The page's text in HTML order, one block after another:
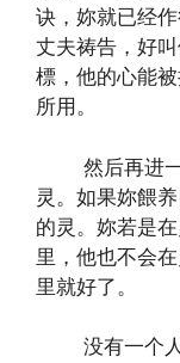
诀，妳就已经
丈夫祷告，好
標，他的心能
所用。
然后再进一
灵。如果妳餵
的灵。妳若是
里，他也不会
里就好了。
没有一个人